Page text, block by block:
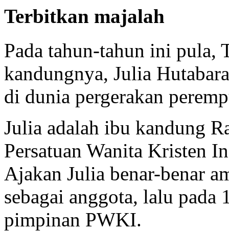
Terbitkan majalah
Pada tahun-tahun ini pula,
kandungnya, Julia
di dunia pergerakan
Julia adalah ibu kandung
Persatuan Wanita Kristen
Ajakan Julia benar-benar
sebagai anggota, lalu
pimpinan PWKI.